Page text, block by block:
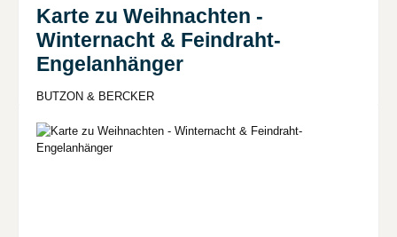
Karte zu Weihnachten -
Winternacht & Feindraht-
Engelanhänger
BUTZON & BERCKER
Bildergalerie überspringen